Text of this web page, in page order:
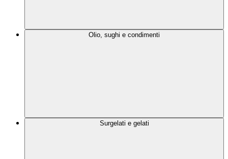
Olio, sughi e condimenti
Surgelati e gelati